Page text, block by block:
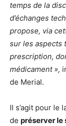
temps de la
d’échanges
propose, via
sur les aspects
prescription,
médicament »,
de Merial.
Il s’agit pour le
de préserver le